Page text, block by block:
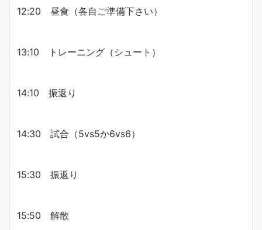
12:20 昼食（各自ご準備下さい）
13:10 トレーニング（シュート）
14:10 振返り
14:30 試合（5vs5か6vs6）
15:30 振返り
15:50 解散